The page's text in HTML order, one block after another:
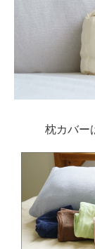
枕カバー